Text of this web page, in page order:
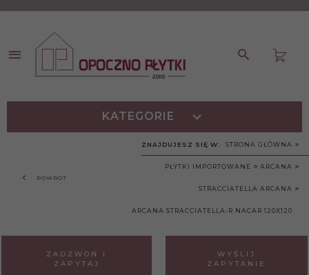
KATEGORIE
POWRÓT
ZNAJDUJESZ SIĘ W: STRONA GŁÓWNA
PŁYTKI IMPORTOWANE ARCANA
STRACCIATELLA ARCANA
ARCANA STRACCIATELLA-R NACAR 120X120
ZADZWOŃ I
ZAPYTAJ
WYŚLIJ
ZAPYTANIE